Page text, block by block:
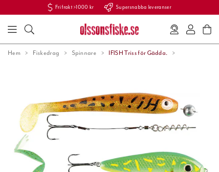
Fri frakt >1000 kr Supersnabba leveranser
Hem Fiskedrag Spinnare IFISH Triss för Gädda.